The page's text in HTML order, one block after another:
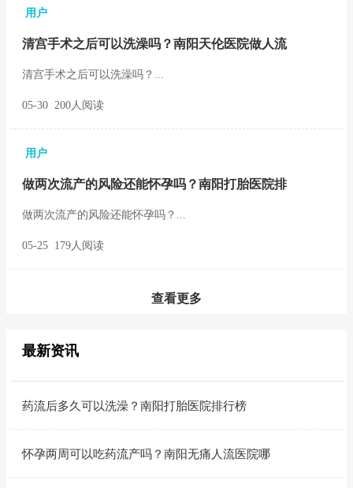
用户
清宫手术之后可以洗澡吗？南阳天伦医院做人流
清宫手术之后可以洗澡吗？...
05-30 200人阅读
用户
做两次流产的风险还能怀孕吗？南阳打胎医院排
做两次流产的风险还能怀孕吗？...
05-25 179人阅读
查看更多
最新资讯
药流后多久可以洗澡？南阳打胎医院排行榜
怀孕两周可以吃药流产吗？南阳无痛人流医院哪